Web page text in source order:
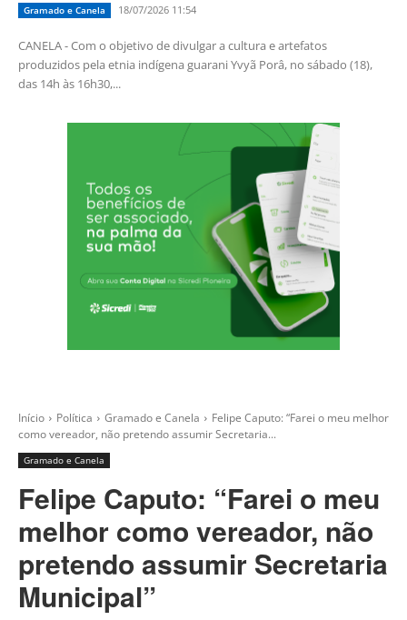
Gramado e Canela 18/07/2026 11:54
CANELA - Com o objetivo de divulgar a cultura e artefatos
produzidos pela etnia indígena guarani Yvyã Porâ, no sábado (18),
das 14h às 16h30,...